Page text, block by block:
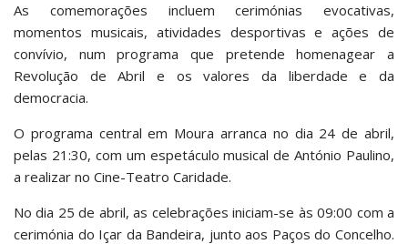
As comemorações incluem cerimónias evocativas,
momentos musicais, atividades desportivas e ações de
convívio, num programa que pretende homenagear a
Revolução de Abril e os valores da liberdade e da
democracia.
O programa central em Moura arranca no dia 24 de abril,
pelas 21:30, com um espetáculo musical de António Paulino,
a realizar no Cine-Teatro Caridade.
No dia 25 de abril, as celebrações iniciam-se às 09:00 com a
cerimónia do Içar da Bandeira, junto aos Paços do Concelho.